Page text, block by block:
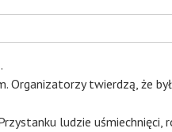
Organizatorzy twierdzą, że
ludzie uśmiechnięci,